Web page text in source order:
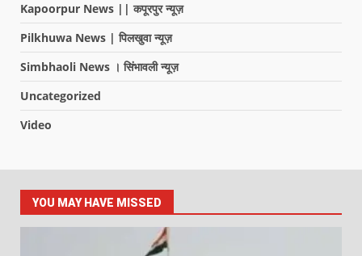
Kapoorpur News || कपूरपुर न्यूज़
Pilkhuwa News | पिलखुवा न्यूज़
Simbhaoli News । सिंभावली न्यूज़
Uncategorized
Video
YOU MAY HAVE MISSED